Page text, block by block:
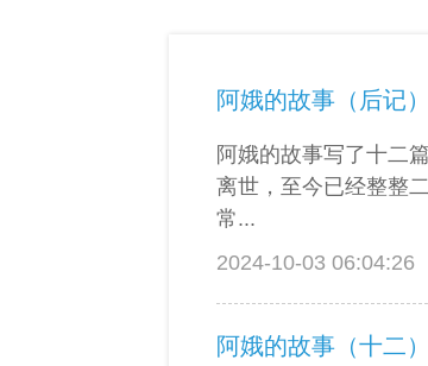
阿娥的故事（后记）
阿娥的故事写了十二
离世，至今已经整整
常...
2024-10-03 06:04:26
阿娥的故事（十二）